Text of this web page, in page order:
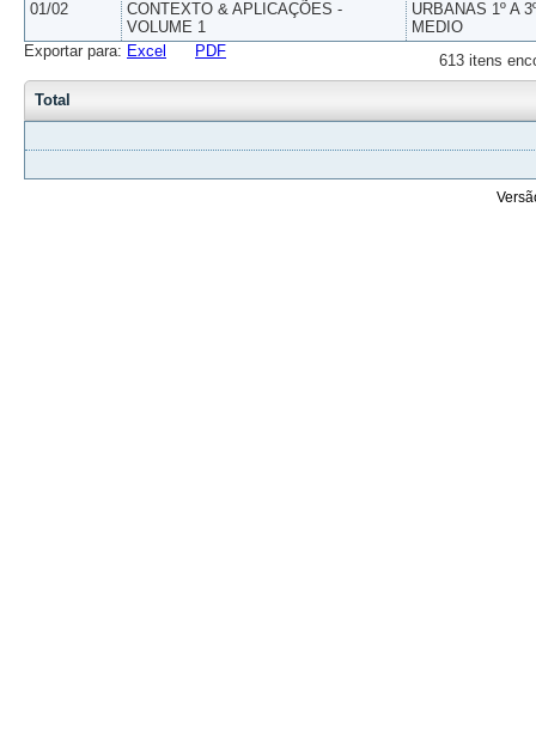
01/02
CONTEXTO & APLICAÇÕES -
VOLUME 1
URBANAS 1º A
MEDIO
613 itens
Exportar para: Excel PDF
Total